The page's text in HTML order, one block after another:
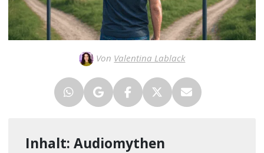
Von Valentina Lablack
Inhalt: Audiomythen